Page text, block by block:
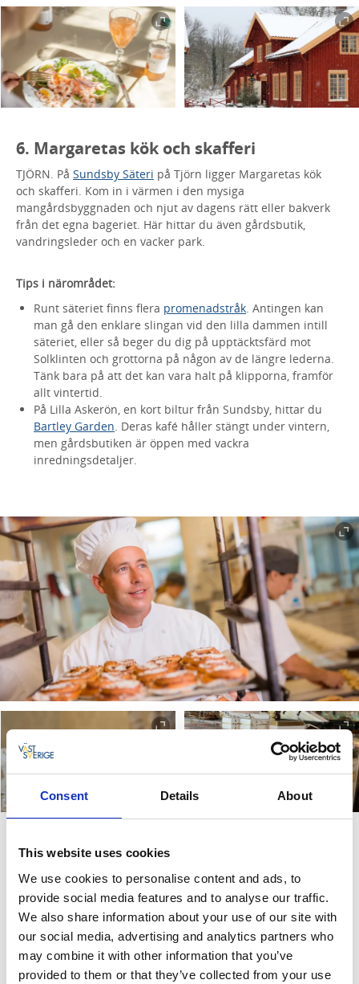
Consent Details About
This website uses cookies
We use cookies to personalise content and ads, to
provide social media features and to analyse our traffic.
We also share information about your use of our site with
our social media, advertising and analytics partners who
may combine it with other information that you’ve
provided to them or that they’ve collected from your use
6. Margaretas kök och skafferi
TJÖRN. På Sundsby Säteri på Tjörn ligger Margaretas kök
och skafferi. Kom in i värmen i den mysiga
mangårdsbyggnaden och njut av dagens rätt eller bakverk
från det egna bageriet. Här hittar du även gårdsbutik,
vandringsleder och en vacker park.
Tips i närområdet:
Runt säteriet finns flera promenadstråk. Antingen kan
man gå den enklare slingan vid den lilla dammen intill
säteriet, eller så beger du dig på upptäcktsfärd mot
Solklinten och grottorna på någon av de längre lederna.
Tänk bara på att det kan vara halt på klipporna, framför
allt vintertid.
På Lilla Askerön, en kort biltur från Sundsby, hittar du
Bartley Garden. Deras kafé håller stängt under vintern,
men gårdsbutiken är öppen med vackra
inredningsdetaljer.
7. Conditori Nordpolen
VARA. Gör ett besök på det klassiskaConditori Nordpolen
ett konditori med anor från 1903 då systrarna Alma och
Alvida Jansson startade verksamheten. Här står hantverket i
fokus med bakverk, bröd och klassiska konditorifavoriter
som bakas med stor omsorg. Miljön är varm och tidlös,
perfekt för en fika eller lunchpaus mitt i Vara.